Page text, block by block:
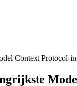
Context Protocol-